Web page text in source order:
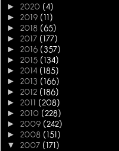
► 2020 (4)
► 2019 (11)
► 2018 (65)
► 2017 (177)
► 2016 (357)
► 2015 (134)
► 2014 (185)
► 2013 (166)
► 2012 (186)
► 2011 (208)
► 2010 (228)
► 2009 (242)
► 2008 (151)
▼ 2007 (171)